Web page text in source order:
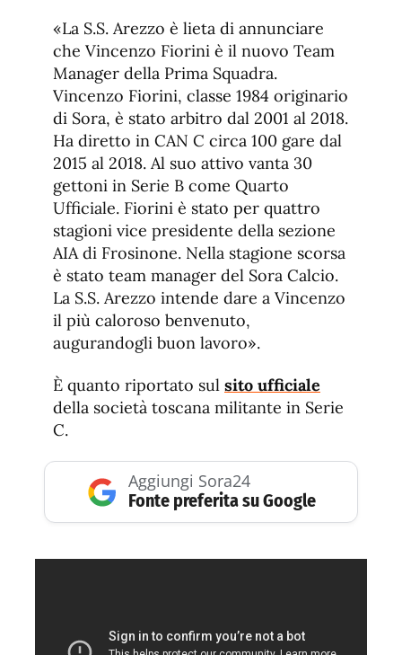
de
fuente
de
fuente.
«La S.S. Arezzo è lieta di annunciare
che Vincenzo Fiorini è il nuovo Team
Manager della Prima Squadra.
Vincenzo Fiorini, classe 1984 originario
di Sora, è stato arbitro dal 2001 al 2018.
Ha diretto in CAN C circa 100 gare dal
2015 al 2018. Al suo attivo vanta 30
gettoni in Serie B come Quarto
Ufficiale. Fiorini è stato per quattro
stagioni vice presidente della sezione
AIA di Frosinone. Nella stagione scorsa
è stato team manager del Sora Calcio.
La S.S. Arezzo intende dare a Vincenzo
il più caloroso benvenuto,
augurandogli buon lavoro».
È quanto riportato sul sito ufficiale
della società toscana militante in Serie
C.
Aggiungi Sora24
Fonte preferita su Google